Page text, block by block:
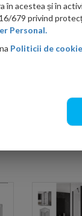
în acestea și în
679 privind
Personal.
Politicii de